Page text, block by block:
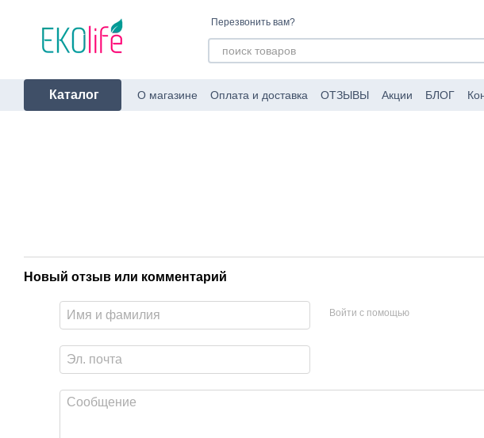
Перезвонить вам?
Каталог О магазине Оплата и доставка ОТЗЫВЫ Акции БЛОГ
Новый отзыв или комментарий
Войти с помощью